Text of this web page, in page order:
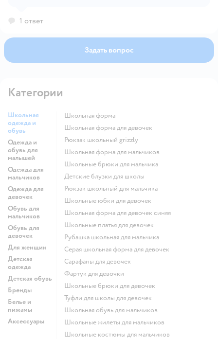
запрещен.
1 ответ
Задать вопрос
Категории
Школьная
одежда и
обувь
Одежда и
обувь для
малышей
Одежда для
мальчиков
Одежда для
девочек
Обувь для
мальчиков
Обувь для
девочек
Для женщин
Детская
одежда
Детская обувь
Бренды
Белье и
пижамы
Аксессуары
Школьная форма
Школьная форма для девочек
Рюкзак школьный grizzly
Школьная форма для мальчиков
Школьные брюки для мальчика
Детские блузки для школы
Рюкзак школьный для мальчика
Школьные юбки для девочек
Школьная форма для девочек синяя
Школьные платья для девочек
Рубашка школьная для мальчика
Серая школьная форма для девочек
Сарафаны для девочек
Фартук для девочки
Школьные брюки для девочек
Туфли для школы для девочек
Школьная обувь для мальчиков
Школьные жилеты для мальчиков
Школьные костюмы для мальчиков